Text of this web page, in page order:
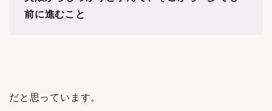
前に進むこと
だと思っています。